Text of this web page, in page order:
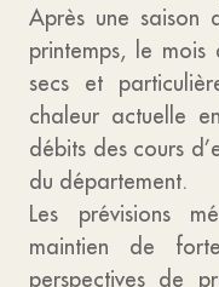
Après une saison
printemps, le
secs et
chaleur actuelle
débits des cours
du département.
Les prévisions
maintien de
perspectives de